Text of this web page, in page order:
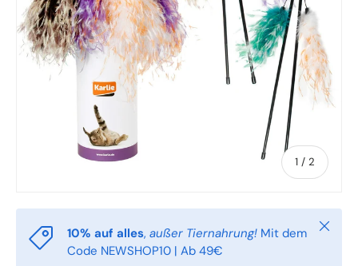
1 / von
2
10% auf alles, außer Tiernahrung! Mit dem
Code NEWSHOP10 | Ab 49€